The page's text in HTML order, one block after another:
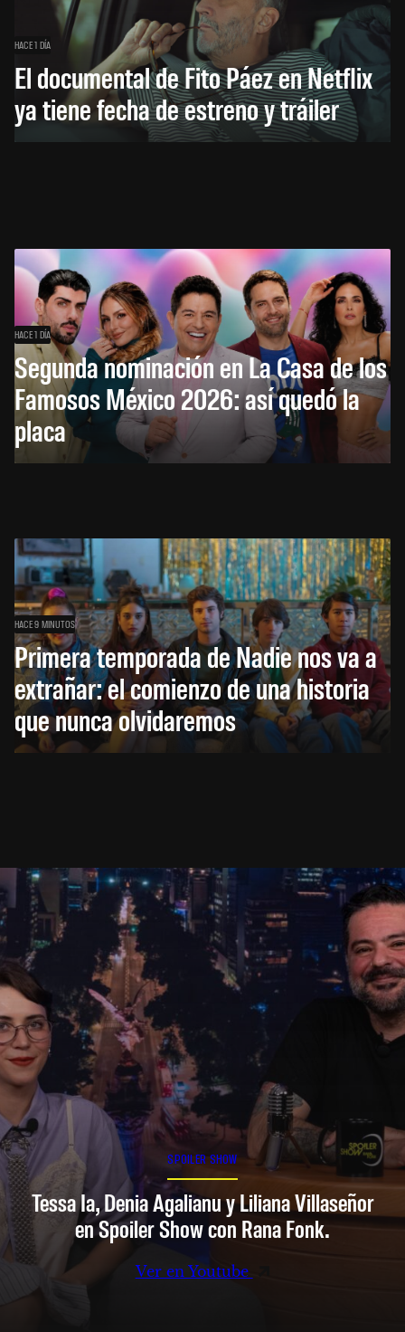
HACE 1 DÍA
El documental de Fito Páez en Netflix
ya tiene fecha de estreno y tráiler
HACE 1 DÍA
Segunda nominación en La Casa de los
Famosos México 2026: así quedó la
placa
HACE 9 MINUTOS
Primera temporada de Nadie nos va a
extrañar: el comienzo de una historia
que nunca olvidaremos
SPOILER SHOW
Tessa Ia, Denia Agalianu y Liliana Villaseñor
en Spoiler Show con Rana Fonk.
Ver en Youtube